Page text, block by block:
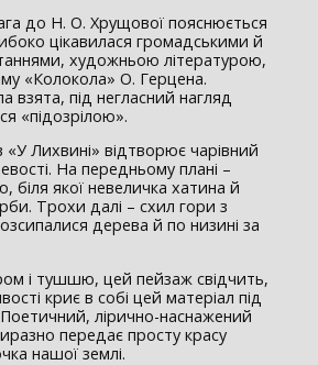
до Н. О. Хрущової пояснюється
цікавилася громадськими й
художньою літературою,
«Колокола» О. Герцена.
взята, під негласний нагляд
«підозрілою».
Лихвині» відтворює чарівний
На передньому плані –
біля якої невеличка хатина й
Трохи далі – схил гори з
дерева й по низині за
і тушшю, цей пейзаж свідчить,
криє в собі цей матеріал під
лірично-наснажений
передає просту красу
нашої землі.